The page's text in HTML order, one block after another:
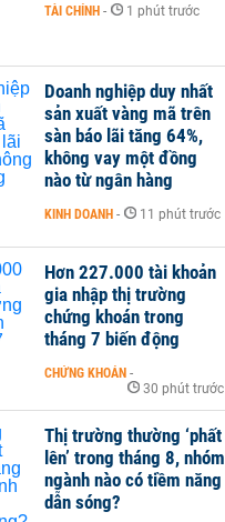
TÀI CHÍNH - 1 phút trước
Doanh nghiệp duy nhất
sản xuất vàng mã trên
sàn báo lãi tăng 64%,
không vay một đồng
nào từ ngân hàng
KINH DOANH - 11 phút trước
Hơn 227.000 tài khoản
gia nhập thị trường
chứng khoán trong
tháng 7 biến động
CHỨNG KHOÁN -
30 phút trước
Thị trường thường ‘phất
lên’ trong tháng 8, nhóm
ngành nào có tiềm năng
dẫn sóng?